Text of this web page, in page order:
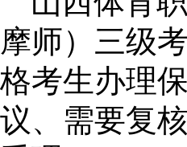
摩师）三级
格考生办理
议、需要复